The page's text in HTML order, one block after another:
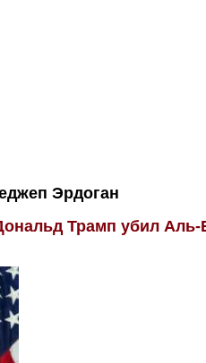
Эрдоган
Трамп убил Аль-